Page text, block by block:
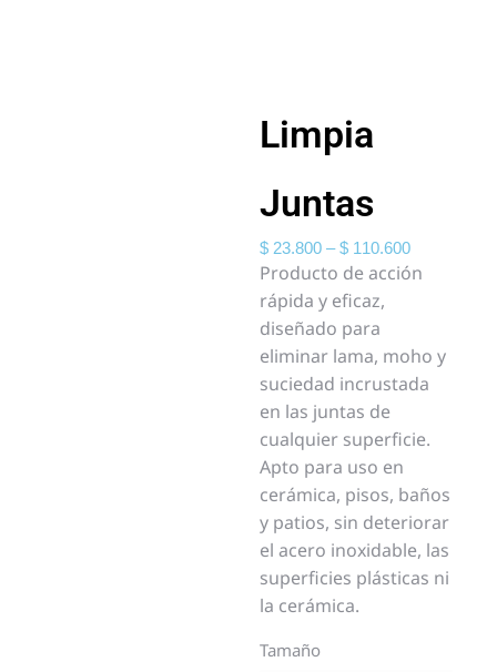
Limpia
Juntas
$ 23.800 –$ 110.600
Producto de acción
rápida y eficaz,
diseñado para
eliminar lama, moho y
suciedad incrustada
en las juntas de
cualquier superficie.
Apto para uso en
cerámica, pisos, baños
y patios, sin deteriorar
el acero inoxidable, las
superficies plásticas ni
la cerámica.
Tamaño